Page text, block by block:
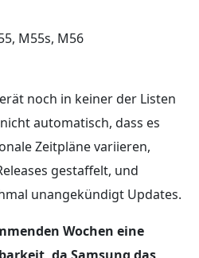
M55s, M56
noch in keiner der Listen
automatisch, dass es
Zeitpläne variieren,
gestaffelt, und
unangekündigt Updates.
Wochen eine
da Samsung das